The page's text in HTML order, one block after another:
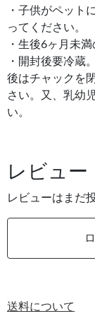
・子供がペット
ってください。
・生後6ヶ月未
・開封後要冷蔵
後はチャックを
さい。又、乳幼
い。
レビュー
レビューはまだ
送料について